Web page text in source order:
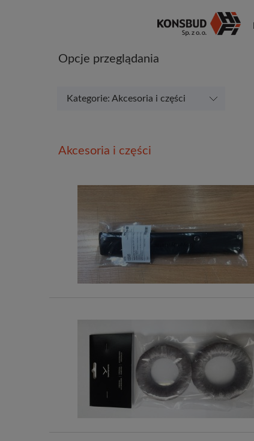
Opcje przeglądania
Kategorie: Akcesoria i części
Akcesoria i części